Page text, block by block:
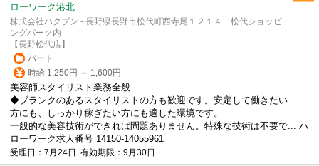
ローワーク港北
株式会社ハクブン - 長野県長野市松代町西寺尾１２１４ 松代ショッピ
ングパーク内
【長野松代店】
パート
時給 1,250円 ～ 1,600円
美容師スタイリスト業務全般
◆ブランクのあるスタイリストの方も歓迎です。安定して働きたい
方にも、しっかり稼ぎたい方にも適した環境です。
一般的な美容技術ができれば問題ありません。特殊な技術は不要で... ハ
ローワーク求人番号 14150-14055961
受理日：7月24日 有効期限：9月30日